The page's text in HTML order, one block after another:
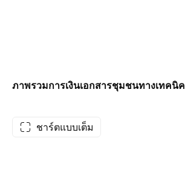
ภาพรวมการเงินเอกสารชุมชนทางเทคนิค
ชาร์ตแบบเต็ม